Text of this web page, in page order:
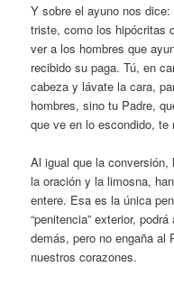
Y sobre el ayuno nos
triste, como los hipócritas
ver a los hombres que
recibido su paga. Tú, en
cabeza y lávate la cara,
hombres, sino tu Padre,
que ve en lo escondido, te
Al igual que la
la oración y la limosna,
entere. Esa es la única
“penitencia” exterior,
demás, pero no engaña al
nuestros corazones.